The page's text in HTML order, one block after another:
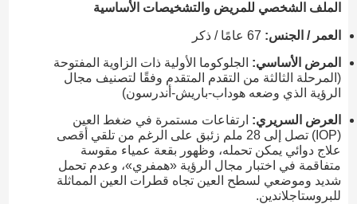
الملف الشخصي للمريض والتشخيصات الأساسية
العمر / الجنس:
المرض الأساسي: الجلوكوما الأولية ذات الزاوية المفتوحة
(المرحلة الثالثة من التقدم المتقدم وفقًا لتصنيف مجال
الرؤية الذي وضعه هوداب-باريش-أندرسون)
العرض السريري: ارتفاعات مستمرة في ضغط العين
(IOP) تصل إلى 28 ملم زئبق على الرغم من تلقي أقصى
علاج دوائي يمكن تحمله، وظهور بقعة عمياء مقوسة
متفاقمة في اختبار مجال الرؤية «همفري»، وعدم تحمل
شديد وموضعي لسطح العين تجاه قطرات العين المماثلة
للبروستاجلاندين.